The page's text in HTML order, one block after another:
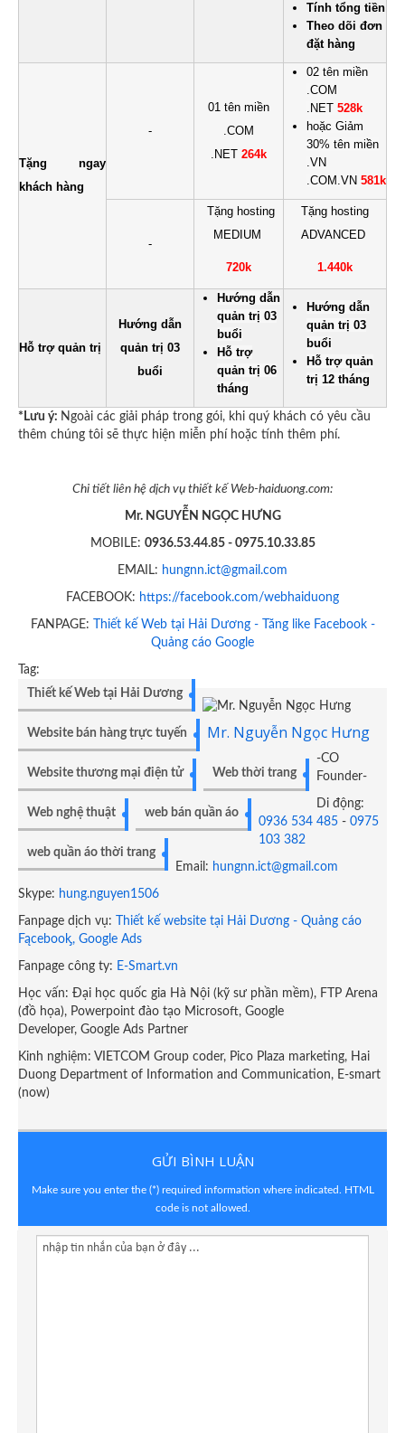
Tính tổng tiền
Theo dõi đơn
đặt hàng
Tặng ngay
khách hàng
-
01 tên miền
.COM
.NET 264k
02 tên miền
.COM
.NET 528k
hoặc Giảm
30% tên miền
.VN
.COM.VN 581k
-
Tặng hosting
MEDIUM
720k
Tặng hosting
ADVANCED
1.440k
Hỗ trợ quản trị
Hướng dẫn
quản trị 03
buổi
Hướng dẫn
quản trị 03
buổi
Hỗ trợ
quản trị 06
tháng
Hướng dẫn
quản trị 03
buổi
Hỗ trợ quản
trị 12 tháng
*Lưu ý: Ngoài các giải pháp trong gói, khi quý khách có yêu cầu
thêm chúng tôi sẽ thực hiện miễn phí hoặc tính thêm phí.
Chi tiết liên hệ dịch vụ thiết kế Web-haiduong.com:
Mr. NGUYỄN NGỌC HƯNG
MOBILE: 0936.53.44.85 - 0975.10.33.85
EMAIL: hungnn.ict@gmail.com
FACEBOOK: https://facebook.com/webhaiduong
FANPAGE:
Thiết kế Web tại Hải Dương - Tăng like Facebook -
Quảng cáo Google
Tag:
Thiết kế Web tại Hải Dương
Website bán hàng trực tuyến
Website thương mại điện tử Web thời trang
Web nghệ thuật web bán quần áo
web quần áo thời trang
Mr. Nguyễn Ngọc Hưng
-CO
Founder-
Di động:
0936 534 485 - 0975
103 382
Email: hungnn.ict@gmail.com
Skype: hung.nguyen1506
Fanpage dịch vụ:
Thiết kế website tại Hải Dương - Quảng cáo
Fącebooᶄ, Google Ads
Fanpage công ty: E-Smart.vn
Học vấn: Đại học quốc gia Hà Nội (kỹ sư phần mềm), FTP Arena
(đồ họa), Powerpoint đào tạo Microsoft, Google
Developer, Google Ads Partner
Kinh nghiệm: VIETCOM Group coder, Pico Plaza marketing, Hai
Duong Department of Information and Communication, E-smart
(now)
GỬI BÌNH LUẬN
Make sure you enter the (*) required information where indicated. HTML
code is not allowed.